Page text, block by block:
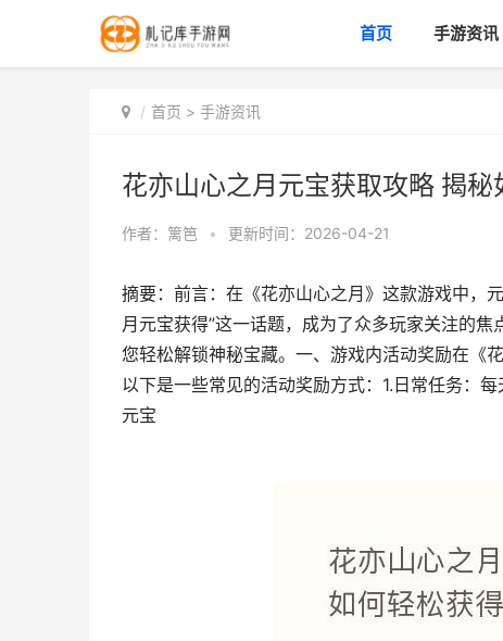
首页 手游资讯
首页 > 手游资讯
花亦山心之月元宝获取攻略 揭
作者： 篱笆 • 更新时间：2026-04-21
摘要：前言：在《花亦山心之月》这款游戏中，
月元宝获得”这一话题，成为了众多玩家关注的
您轻松解锁神秘宝藏。一、游戏内活动奖励在《
以下是一些常见的活动奖励方式：1.日常任务：
元宝